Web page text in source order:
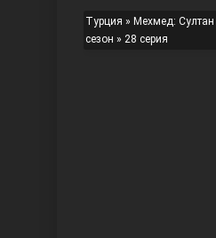
Турция » Мехмед:
сезон » 28 серия